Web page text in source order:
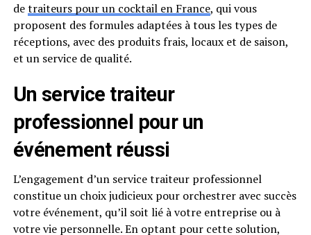
detraiteurs pour un cocktail en France, qui vous
proposent des formules adaptées à tous les types de
réceptions, avec des produits frais, locaux et de saison,
et un service de qualité.
Un service traiteur
professionnel pour un
événement réussi
L’engagement d’un service traiteur professionnel
constitue un choix judicieux pour orchestrer avec succès
votre événement, qu’il soit lié à votre entreprise ou à
votre vie personnelle. En optant pour cette solution,